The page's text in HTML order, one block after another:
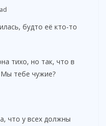
будто её кто-то
тихо, но так, что в
тебе чужие?
что у всех должны